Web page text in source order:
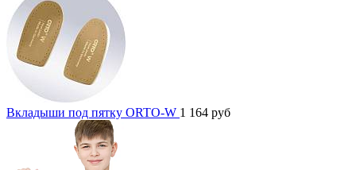
Вкладыши под пятку ORTO-W 1 164 руб